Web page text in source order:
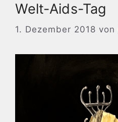
Welt-Aids-Tag
1. Dezember 2018 von